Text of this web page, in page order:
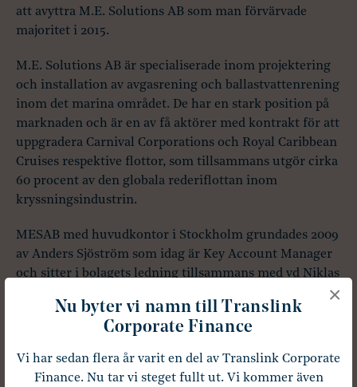
Nu byter vi namn till Translink
Corporate Finance
Vi har sedan flera år varit en del av Translink Corporate
Finance. Nu tar vi steget fullt ut. Vi kommer även
×
att avyttra M.E. Solutions AB som man förvärvade
majoritet i 2015.
M.E. Solutions AB är specialiserade inom projektering
och installation av avgasrening och ballastvattenrening
inom det marina området. De har en stark position på
marknaden och är en av få aktörer med kontrakt för att
uppgradera Carnival Corporations och Royal Caribbean
Cruises respektive flottor, som tillsammans utgör cirka
60 procent av den globala rederiflottan inom
kryssningsindustrin.
MESAB med huvudkontor i Stockholm grundades 2009
av Anders Sjöström som idag är Key Account Manager
och sitter i bolagets ledning tillsammans med vd Niklas
Vi ser fram emot att bli en del av Instalco och
vara med och bredda verksamheten inom den
marina sektorn.